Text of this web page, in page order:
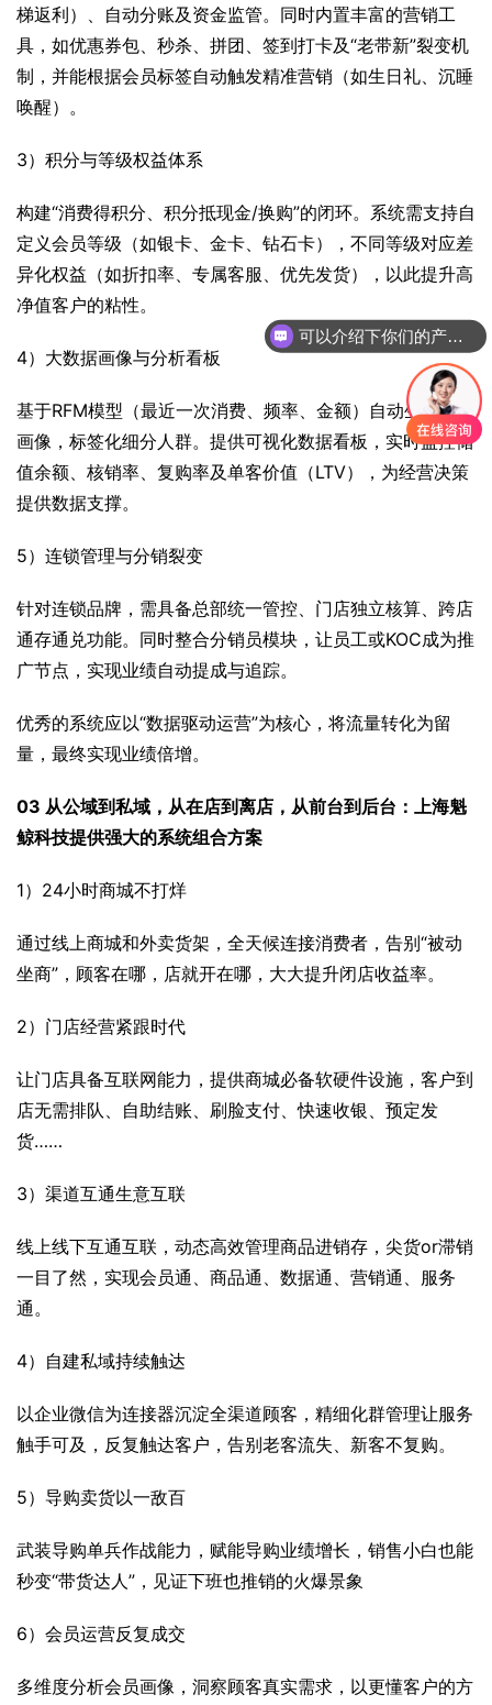
梯返利）、自动分账及资金监管。同时内置丰富的营销工
具，如优惠券包、秒杀、拼团、签到打卡及“老带新”裂变机
制，并能根据会员标签自动触发精准营销（如生日礼、沉睡
唤醒）。
3）积分与等级权益体系
构建“消费得积分、积分抵现金/换购”的闭环。系统需支持自
定义会员等级（如银卡、金卡、钻石卡），不同等级对应差
异化权益（如折扣率、专属客服、优先发货），以此提升高
净值客户的粘性。
4）大数据画像与分析看板
基于RFM模型（最近一次消费、频率、金额）自动生成用户
画像，标签化细分人群。提供可视化数据看板，实时监控储
值余额、核销率、复购率及单客价值（LTV），为经营决策
提供数据支撑。
5）连锁管理与分销裂变
针对连锁品牌，需具备总部统一管控、门店独立核算、跨店
通存通兑功能。同时整合分销员模块，让员工或KOC成为推
广节点，实现业绩自动提成与追踪。
优秀的系统应以“数据驱动运营”为核心，将流量转化为留
量，最终实现业绩倍增。
03 从公域到私域，从在店到离店，从前台到后台：上海魁
鲸科技提供强大的系统组合方案
1）24小时商城不打烊
通过线上商城和外卖货架，全天候连接消费者，告别“被动
坐商”，顾客在哪，店就开在哪，大大提升闭店收益率。
2）门店经营紧跟时代
让门店具备互联网能力，提供商城必备软硬件设施，客户到
店无需排队、自助结账、刷脸支付、快速收银、预定发
货……
3）渠道互通生意互联
线上线下互通互联，动态高效管理商品进销存，尖货or滞销
一目了然，实现会员通、商品通、数据通、营销通、服务
通。
4）自建私域持续触达
以企业微信为连接器沉淀全渠道顾客，精细化群管理让服务
触手可及，反复触达客户，告别老客流失、新客不复购。
5）导购卖货以一敌百
武装导购单兵作战能力，赋能导购业绩增长，销售小白也能
秒变“带货达人”，见证下班也推销的火爆景象
6）会员运营反复成交
多维度分析会员画像，洞察顾客真实需求，以更懂客户的方
可以介绍下你们的产品么